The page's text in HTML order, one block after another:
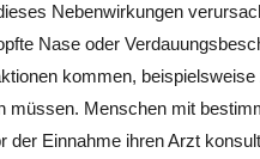
Nebenwirkungen
Nase oder
kommen,
müssen. Menschen mit
der Einnahme ihren Arzt